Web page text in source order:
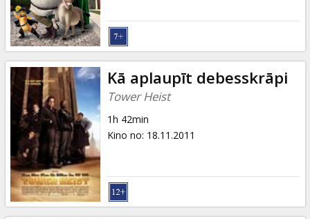
Kā aplaupīt debesskrāpi
Tower Heist
1h 42min
Kino no: 18.11.2011